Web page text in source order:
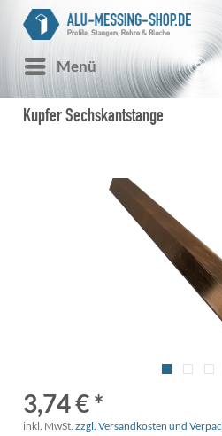
Menü
Kupfer Sechskantstange
3,74 € *
inkl. MwSt. zzgl. Versandkosten und